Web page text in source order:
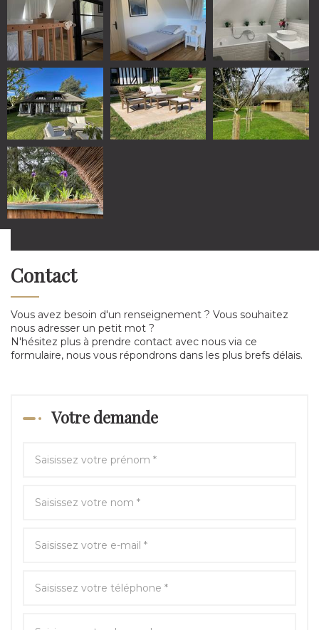
Contact
Vous avez besoin d'un renseignement ? Vous souhaitez
nous adresser un petit mot ?
N'hésitez plus à prendre contact avec nous via ce
formulaire, nous vous répondrons dans les plus brefs délais.
Votre demande